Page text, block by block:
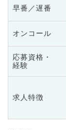
早番／遅番
オンコール
応募資格・
経験
求人特徴